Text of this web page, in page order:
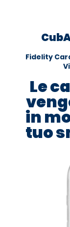
Fidelity
Le
in
tuo